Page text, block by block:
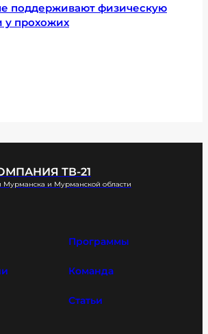
поддерживают физическую
у прохожих
ТВ-21
Мурманска и Мурманской области
Программы
Команда
Статьи